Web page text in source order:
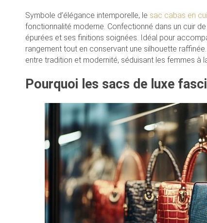
Symbole d’élégance intemporelle, le sac cabas en
fonctionnalité moderne. Confectionné dans un cuir
épurées et ses finitions soignées. Idéal pour
rangement tout en conservant une silhouette
entre tradition et modernité, séduisant les femmes à
Pourquoi les sacs de luxe